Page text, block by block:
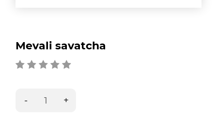
Mevali savatcha